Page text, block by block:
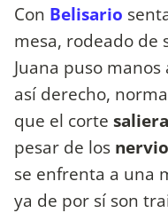
Con Belisario
mesa, rodeado de
Juana puso
así derecho,
que el corte
pesar de los
se enfrenta a una
ya de por sí son